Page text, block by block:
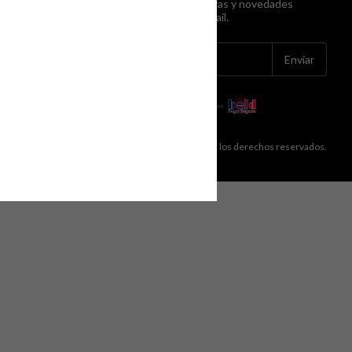
Recibe ofertas exclusivas y novedades
directamente en tu email.
Worcolombia Tienda en Línea - 2026. Todos los derechos reservados.